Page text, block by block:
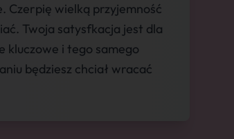
Czerpię wielką przyjemność
Twoja satysfkacja jest dla
kluczowe i tego samego
będziesz chciał wracać